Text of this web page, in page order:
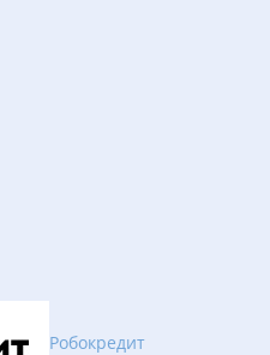
Робокредит